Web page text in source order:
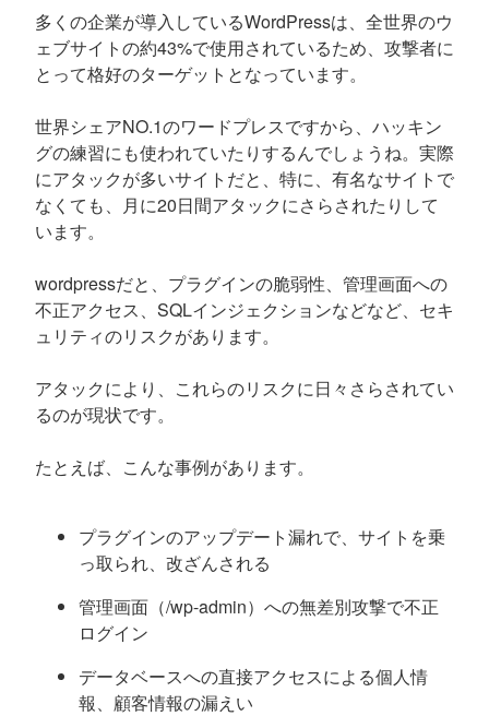
多くの企業が導入しているWordPressは、全世界のウ
ェブサイトの約43%で使用されているため、攻撃者に
とって格好のターゲットとなっています。
世界シェアNO.1のワードプレスですから、ハッキン
グの練習にも使われていたりするんでしょうね。実際
にアタックが多いサイトだと、特に、有名なサイトで
なくても、月に20日間アタックにさらされたりして
います。
wordpressだと、プラグインの脆弱性、管理画面への
不正アクセス、SQLインジェクションなどなど、セキ
ュリティのリスクがあります。
アタックにより、これらのリスクに日々さらされてい
るのが現状です。
たとえば、こんな事例があります。
プラグインのアップデート漏れで、サイトを乗
っ取られ、改ざんされる
管理画面（/wp-admin）への無差別攻撃で不正
ログイン
データベースへの直接アクセスによる個人情
報、顧客情報の漏えい